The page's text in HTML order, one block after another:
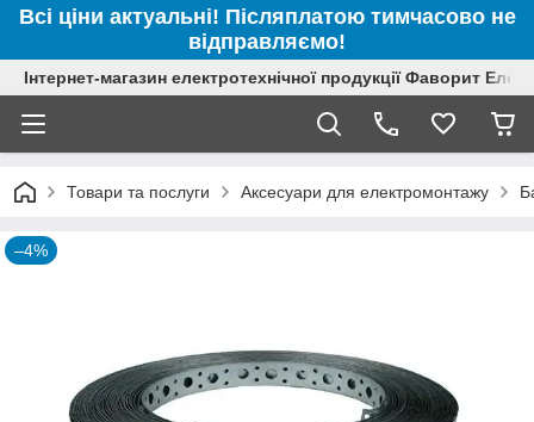
Всі ціни актуальні! Післяплатою тимчасово не
відправляємо!
Інтернет-магазин електротехнічної продукції Фаворит
Товари та послуги Аксесуари для електромонтажу
–4%